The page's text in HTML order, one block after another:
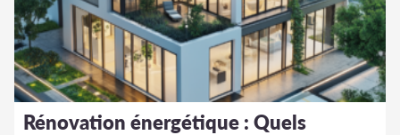
Rénovation énergétique : Quels